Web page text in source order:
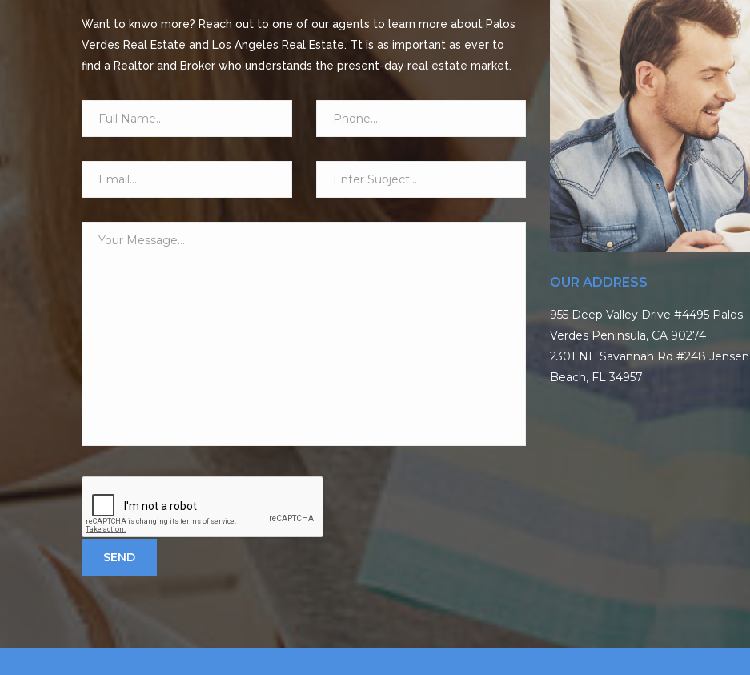
Want to knwo more? Reach out to one of our agents to learn more about Palos
Verdes Real Estate and Los Angeles Real Estate. Tt is as important as ever to
find a Realtor and Broker who understands the present-day real estate market.
OUR ADDRESS
955 Deep Valley Drive #4495 Palos
Verdes Peninsula, CA 90274
2301 NE Savannah Rd #248 Jensen
Beach, FL 34957